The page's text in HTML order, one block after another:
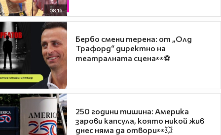
08:16
Бербо смени терена: от „Олд
Трафорд“ директно на
театралната сцена👀⚽
250 години тишина: Америка
зарови капсула, която никой жив
днес няма да отвори👀💥